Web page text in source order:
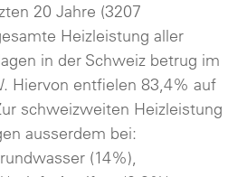
20 Jahre (3207
Heizleistung aller
in der Schweiz betrug im
Hiervon entfielen 83,4% auf
schweizweiten Heizleistung
ausserdem bei:
(14%),